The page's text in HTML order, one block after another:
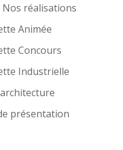
réalisations
Animée
Concours
Industrielle
présentation